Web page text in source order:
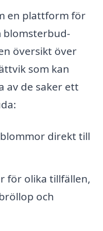
en plattform för
blomsterbud-
översikt över
som kan
av de saker ett
direkt till
för olika tillfällen,
och